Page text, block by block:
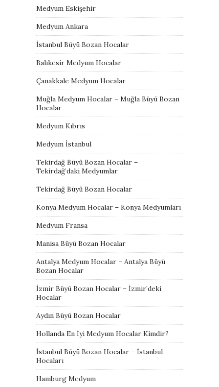
Medyum Eskişehir
Medyum Ankara
İstanbul Büyü Bozan Hocalar
Balıkesir Medyum Hocalar
Çanakkale Medyum Hocalar
Muğla Medyum Hocalar – Muğla Büyü Bozan
Hocalar
Medyum Kıbrıs
Medyum İstanbul
Tekirdağ Büyü Bozan Hocalar –
Tekirdağ’daki Medyumlar
Tekirdağ Büyü Bozan Hocalar
Konya Medyum Hocalar – Konya Medyumları
Medyum Fransa
Manisa Büyü Bozan Hocalar
Antalya Medyum Hocalar – Antalya Büyü
Bozan Hocalar
İzmir Büyü Bozan Hocalar – İzmir’deki
Hocalar
Aydın Büyü Bozan Hocalar
Hollanda En İyi Medyum Hocalar Kimdir?
İstanbul Büyü Bozan Hocalar – İstanbul
Hocaları
Hamburg Medyum